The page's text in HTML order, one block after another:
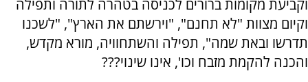
וקביעת מקומות ברורים לכניסה בטהרה לתורה ותפילה
וקיום מצוות "לא תחנם", "וירשתם את הארץ", "לשכנו
תדרשו ובאת שמה", תפילה והשתחוויה, מורא מקדש,
והכנה להקמת מזבח וכו', אינו שינוי???